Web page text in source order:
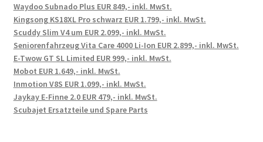
Waydoo Subnado Plus EUR 849,- inkl. MwSt.
Kingsong KS18XL Pro schwarz EUR 1.799,- inkl. MwSt.
Scuddy Slim V4 um EUR 2.099,- inkl. MwSt.
Seniorenfahrzeug Vita Care 4000 Li-Ion EUR 2.899,- inkl. MwSt.
E-Twow GT SL Limited EUR 999,- inkl. MwSt.
Mobot EUR 1.649,- inkl. MwSt.
Inmotion V8S EUR 1.099,- inkl. MwSt.
Jaykay E-Finne 2.0 EUR 479,- inkl. MwSt.
Scubajet Ersatzteile und Spare Parts